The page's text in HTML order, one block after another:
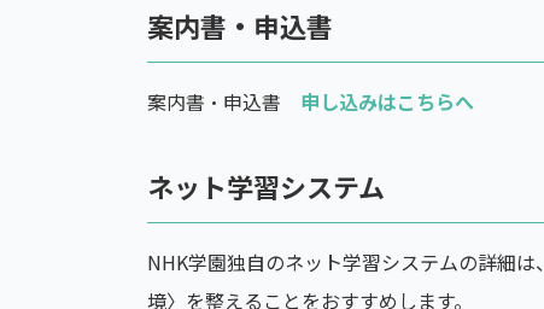
案内書・申込書
案内書・申込書 申し込みはこちらへ
ネット学習システム
NHK学園独自のネット学習システムの詳細は、
境〉を整えることをおすすめします。